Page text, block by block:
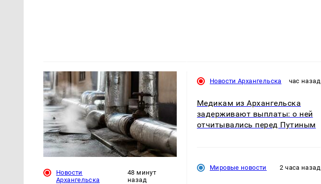
Новости
Архангельска
48 минут
назад
Новости Архангельска час назад
Медикам из Архангельска
задерживают выплаты: о ней
отчитывались перед Путиным
Мировые новости 2 часа назад